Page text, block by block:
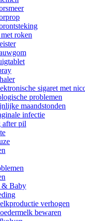
roken
sigaret met
problemen
maandstonden
infectie
pil
& Baby
verhogen
bewaren